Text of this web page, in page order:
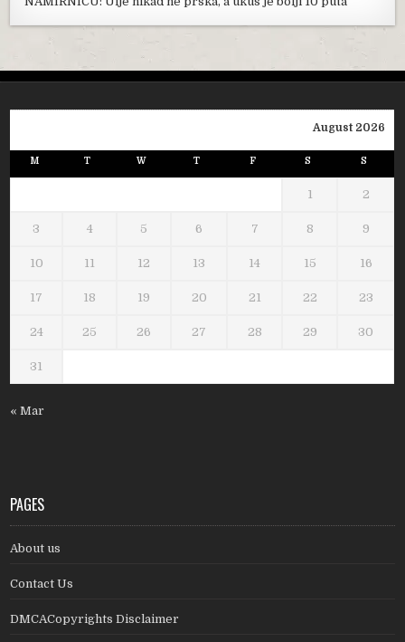
August 2026
M T W T F S S
1 2
3 4 5 6 7 8 9
10 11 12 13 14 15 16
17 18 19 20 21 22 23
24 25 26 27 28 29 30
31
« Mar
PAGES
About us
Contact Us
DMCACopyrights Disclaimer